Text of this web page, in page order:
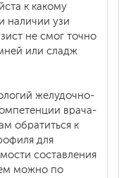
к какому
наличии узи
не смог точно
или сладж
желудочно-
врача-
обратиться к
для
составления
можно по